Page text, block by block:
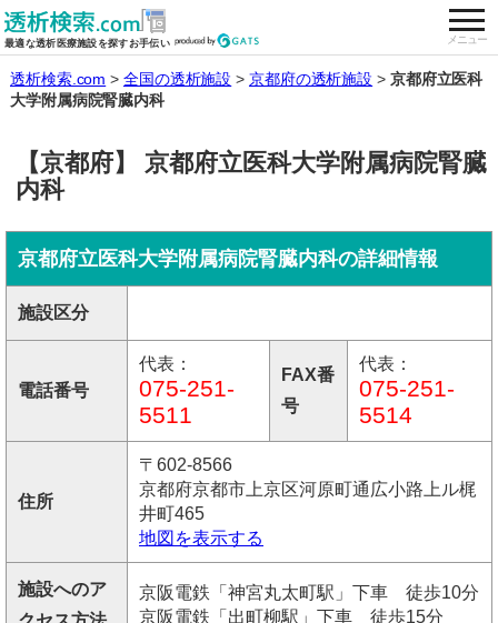
最適な透析医療施設を探すお手伝い メニュー
全国の透析施設を検索する
透析検索.com 全国の透析施設 京都府の透析施設
京都府立医科
大学附属病院腎臓内科
【京都府】 京都府立医科大学附属病院腎臓
内科
京都府立医科大学附属病院腎臓内科の詳細情報
施設区分
電話番号
代表：
075-251-
5511
FAX番
号
代表：
075-251-
5514
住所
〒602-8566
京都府京都市上京区河原町通広小路上ル梶
井町465
地図を表示する
施設へのア
京阪電鉄「神宮丸太町駅」下車 徒歩10分
京阪電鉄「出町柳駅」下車 徒歩15分